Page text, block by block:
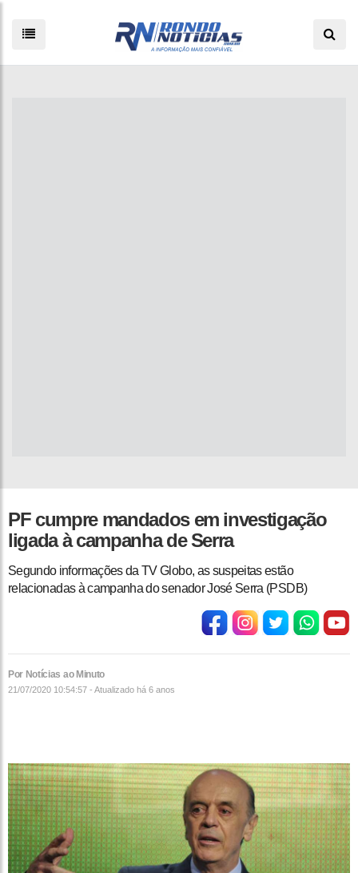
PF cumpre mandados em investigação
ligada à campanha de Serra
Segundo informações da TV Globo, as suspeitas estão
relacionadas à campanha do senador José Serra (PSDB)
Por Notícias ao Minuto
21/07/2020 10:54:57 - Atualizado há 6 anos